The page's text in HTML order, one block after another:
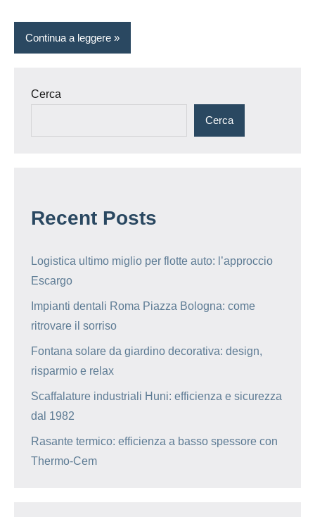
Continua a leggere
Cerca
Cerca
Recent Posts
Logistica ultimo miglio per flotte auto: l’approccio
Escargo
Impianti dentali Roma Piazza Bologna: come
ritrovare il sorriso
Fontana solare da giardino decorativa: design,
risparmio e relax
Scaffalature industriali Huni: efficienza e sicurezza
dal 1982
Rasante termico: efficienza a basso spessore con
Thermo-Cem